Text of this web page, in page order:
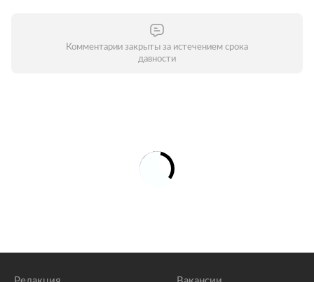
Комментарии закрыты за истечением срока
давности